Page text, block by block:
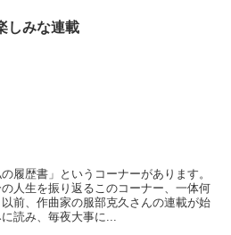
しみな連載
履歴書」というコーナーがあります。
人生を振り返るこのコーナー、一体何
前、作曲家の服部克久さんの連載が始
読み、毎夜大事に...